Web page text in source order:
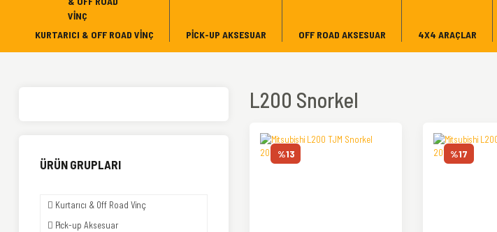
KURTARICI & OFF ROAD VINÇ PICK-UP AKSESUAR OFF ROAD AKSESUAR 4X4 ARAÇLAR
ÜRÜN GRUPLARI
Kurtarıcı & Off Road Vinç
Pick-up Aksesuar
L200 Snorkel
%13 %17